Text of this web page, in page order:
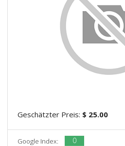
Geschätzter Preis: $ 25.00
Google Index: 0